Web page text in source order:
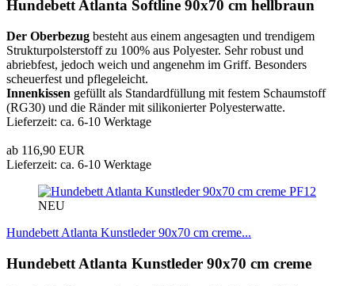
Hundebett Atlanta Softline 90x70 cm hellbraun
Der Oberbezug besteht aus einem angesagten und trendigem
Strukturpolsterstoff zu 100% aus Polyester. Sehr robust und
abriebfest, jedoch weich und angenehm im Griff. Besonders
scheuerfest und pflegeleicht.
Innenkissen gefüllt als Standardfüllung mit festem Schaumstoff
(RG30) und die Ränder mit silikonierter Polyesterwatte.
Lieferzeit: ca. 6-10 Werktage
ab 116,90 EUR
Lieferzeit: ca. 6-10 Werktage
PF12
NEU
Hundebett Atlanta Kunstleder 90x70 cm creme...
Hundebett Atlanta Kunstleder 90x70 cm creme